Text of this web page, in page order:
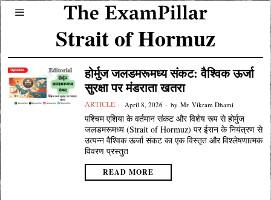
Strait of Hormuz
होर्मुज जलडमरूमध्य संकट: वैश्विक ऊर्जा
सुरक्षा पर मंडराता खतरा
ARTICLE April 8, 2026 by Mr. Vikram Dhami
पश्चिम एशिया के वर्तमान संकट और विशेष रूप से होर्मुज
जलडमरूमध्य (Strait of Hormuz) पर ईरान के नियंत्रण से
उत्पन्न वैश्विक ऊर्जा संकट का एक विस्तृत और विश्लेषणात्मक
विवरण प्रस्तुत
READ MORE